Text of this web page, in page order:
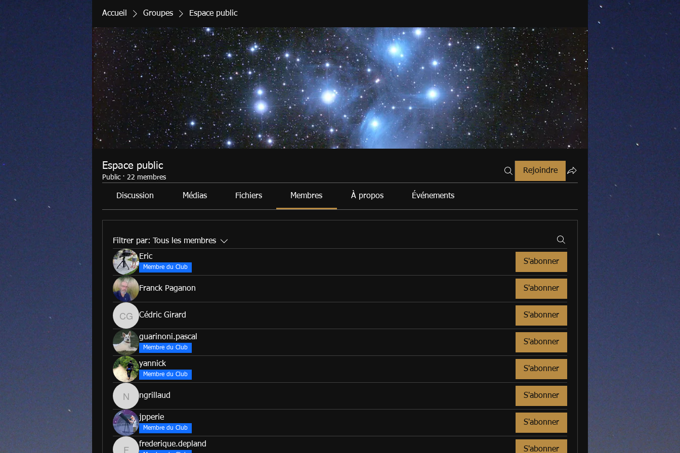
Accueil Groupes Espace public
Espace public
Public · 22 membres
Rejoindre
Discussion Médias Fichiers Membres À propos Événements
Filtrer par: Tous les membres
Eric
Membre du Club
S'abonner
Franck Paganon S'abonner
Cédric Girard
Cédric Girard S'abonner
guarinoni.pascal
Membre du Club
S'abonner
yannick
Membre du Club
S'abonner
ngrillaud
ngrillaud S'abonner
jpperie
Membre du Club
S'abonner
frederique.depland
S'abonner